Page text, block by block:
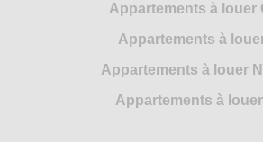
Appartements à louer
Appartements à
Appartements à louer
Appartements à